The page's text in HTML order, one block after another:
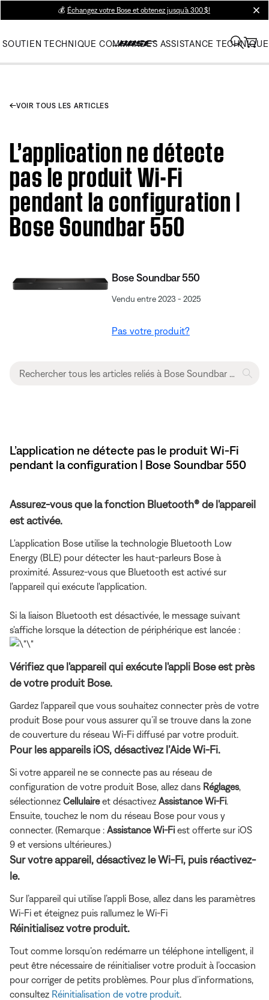
💰 Échangez votre Bose et obtenez jusqu’à 300 $!
SOUTIEN TECHNIQUE COMMANDES ASSISTANCE TECHNIQUE
VOIR TOUS LES ARTICLES
L’application ne détecte
pas le produit Wi-Fi
pendant la configuration |
Bose Soundbar 550
Bose Soundbar 550
Vendu entre 2023 - 2025
Pas votre produit?
L’application ne détecte pas le produit Wi-Fi
pendant la configuration | Bose Soundbar 550
Assurez-vous que la fonction Bluetooth® de l'appareil
est activée.
L'application Bose utilise la technologie Bluetooth Low
Energy (BLE) pour détecter les haut-parleurs Bose à
proximité. Assurez-vous que Bluetooth est activé sur
l'appareil qui exécute l'application.
Si la liaison Bluetooth est désactivée, le message suivant
s'affiche lorsque la détection de périphérique est lancée :
Vérifiez que l'appareil qui exécute l'appli Bose est près
de votre produit Bose.
Gardez l'appareil que vous souhaitez connecter près de votre
produit Bose pour vous assurer qu’il se trouve dans la zone
de couverture du réseau Wi-Fi diffusé par votre produit.
Pour les appareils iOS, désactivez l’Aide Wi-Fi.
Si votre appareil ne se connecte pas au réseau de
configuration de votre produit Bose, allez dans Réglages,
sélectionnez Cellulaireet désactivez Assistance Wi-Fi
Ensuite, touchez le nom du réseau Bose pour vous y
connecter. (Remarque : Assistance Wi-Fi est offerte sur iOS
9 et versions ultérieures.)
Sur votre appareil, désactivez le Wi-Fi, puis réactivez-
le.
Sur l’appareil qui utilise l’appli Bose, allez dans les paramètres
Wi-Fi et éteignez puis rallumez le Wi-Fi
Réinitialisez votre produit.
Tout comme lorsqu’on redémarre un téléphone intelligent, il
peut être nécessaire de réinitialiser votre produit à l’occasion
pour corriger de petits problèmes. Pour plus d’informations,
consultez Réinitialisation de votre produit